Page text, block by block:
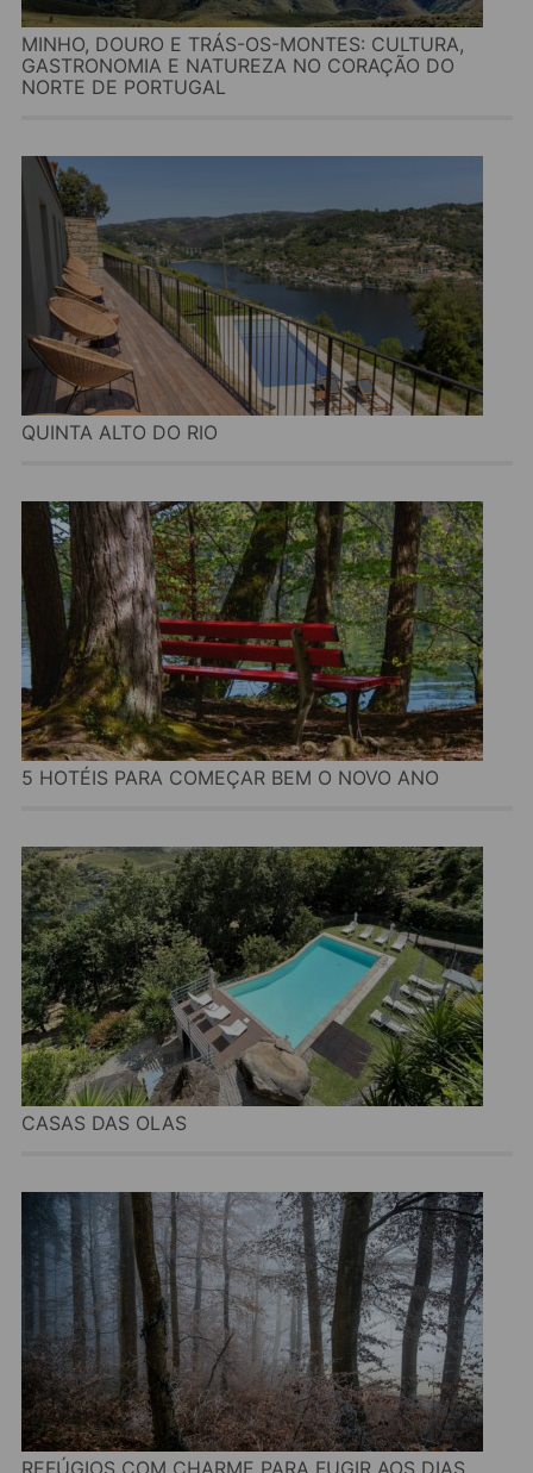
MINHO, DOURO E TRÁS-OS-MONTES: CULTURA,
GASTRONOMIA E NATUREZA NO CORAÇÃO DO
NORTE DE PORTUGAL
QUINTA ALTO DO RIO
5 HOTÉIS PARA COMEÇAR BEM O NOVO ANO
CASAS DAS OLAS
REFÚGIOS COM CHARME PARA FUGIR AOS DIAS